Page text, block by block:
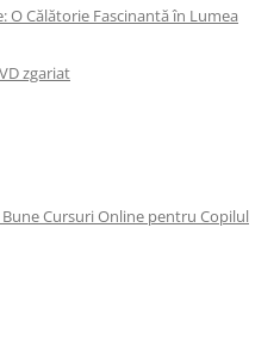
O Călătorie Fascinantă în Lumea
zgariat
Bune Cursuri Online pentru Copilul